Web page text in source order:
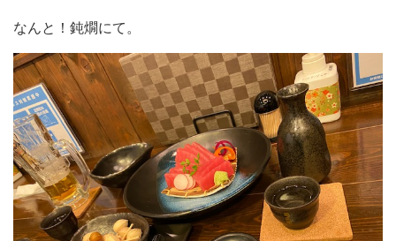
なんと！鈍燗にて。